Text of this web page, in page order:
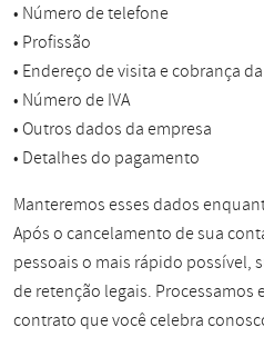
• Número de telefone
• Profissão
• Endereço de visita e cobrança
• Número de IVA
• Outros dados da empresa
• Detalhes do pagamento
Manteremos esses dados
Após o cancelamento de sua
pessoais o mais rápido possível,
de retenção legais. Processamos
contrato que você celebra